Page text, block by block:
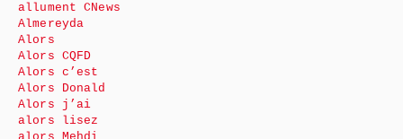
allument CNews
Almereyda
Alors
Alors CQFD
Alors c’est
Alors Donald
Alors j’ai
alors lisez